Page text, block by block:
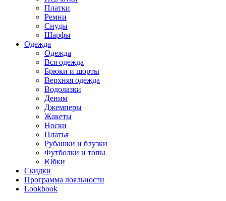
Платки
Ремни
Снуды
Шарфы
Одежда
Одежда
Вся одежда
Брюки и шорты
Верхняя одежда
Водолазки
Деним
Джемперы
Жакеты
Носки
Платья
Рубашки и блузки
Футболки и топы
Юбки
Скидки
Программа лояльности
Lookbook